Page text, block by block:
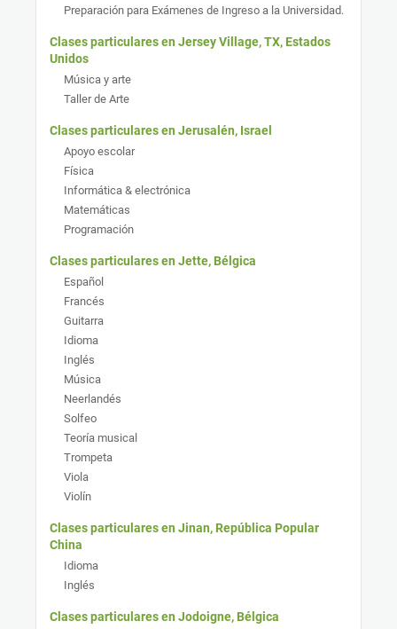
Preparación para Exámenes de Ingreso a la Universidad.
Clases particulares en Jersey Village, TX, Estados
Unidos
Música y arte
Taller de Arte
Clases particulares en Jerusalén, Israel
Apoyo escolar
Física
Informática & electrónica
Matemáticas
Programación
Clases particulares en Jette, Bélgica
Español
Francés
Guitarra
Idioma
Inglés
Música
Neerlandés
Solfeo
Teoría musical
Trompeta
Viola
Violín
Clases particulares en Jinan, República Popular
China
Idioma
Inglés
Clases particulares en Jodoigne, Bélgica